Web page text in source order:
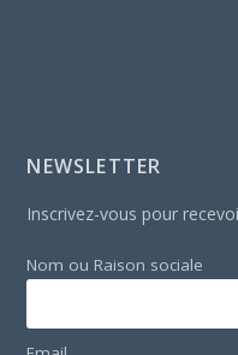
NEWSLETTER
Inscrivez-vous pour
Nom ou Raison sociale